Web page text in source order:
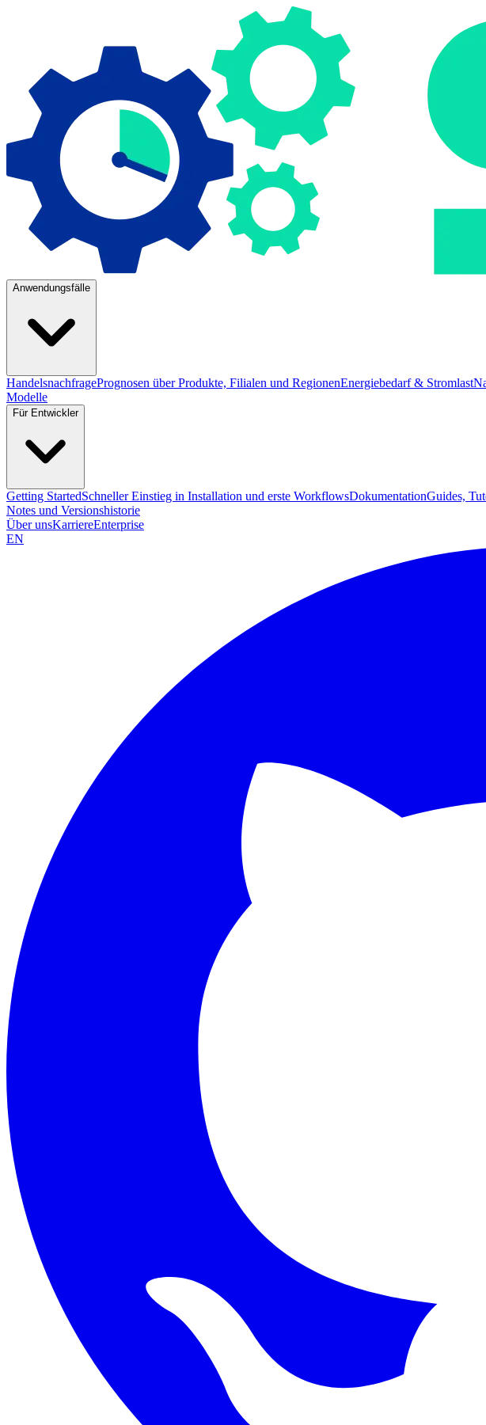
Anwendungsfälle
HandelsnachfragePrognosen über Produkte, Filialen und RegionenEnergiebedarf & Stromlast
Modelle
Für Entwickler
Getting StartedSchneller Einstieg in Installation und erste WorkflowsDokumentationGuides,
Notes und Versionshistorie
Über unsKarriereEnterprise
EN